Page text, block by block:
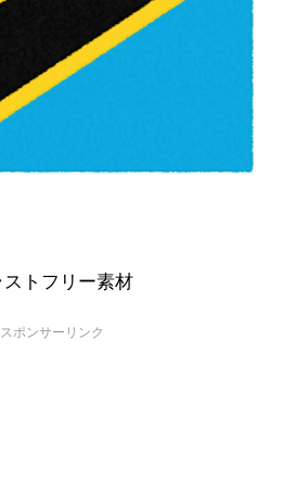
トフリー素材
スポンサーリンク